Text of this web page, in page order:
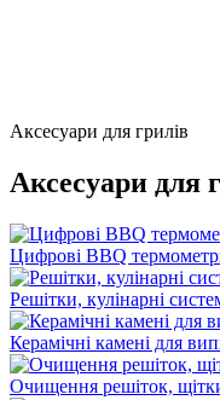
Аксесуари для грилів
Аксесуари для
Цифрові BBQ
Решітки, кулінарні
Керамічні камені для
Очищення решіток,